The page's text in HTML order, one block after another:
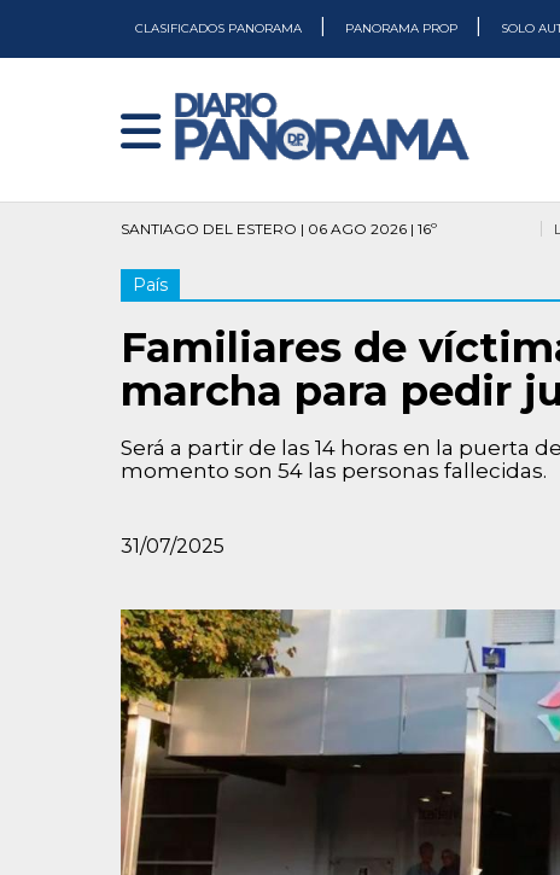
CLASIFICADOS PANORAMA PANORAMA PROP SOLO
SANTIAGO DEL ESTERO | 06 AGO 2026 | 16º
País
Familiares de
marcha para pedir
Será a partir de las 14 horas en la puerta
momento son 54 las personas fallecidas.
31/07/2025